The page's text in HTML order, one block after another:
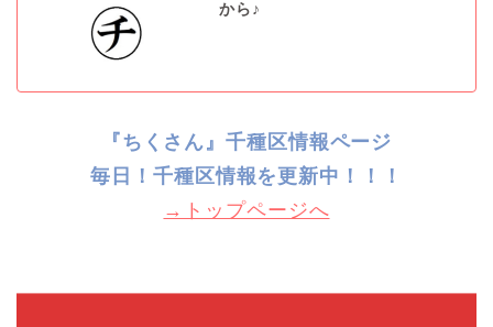
から♪
『ちくさん』千種区情報ページ
毎日！千種 区情報を更新中！！！
→トップページへ